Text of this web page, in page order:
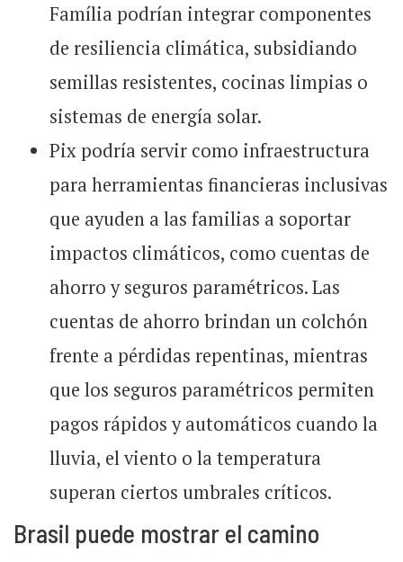
Família podrían integrar componentes
de resiliencia climática, subsidiando
semillas resistentes, cocinas limpias o
sistemas de energía solar.
Pix podría servir como infraestructura
para herramientas financieras inclusivas
que ayuden a las familias a soportar
impactos climáticos, como cuentas de
ahorro y seguros paramétricos. Las
cuentas de ahorro brindan un colchón
frente a pérdidas repentinas, mientras
que los seguros paramétricos permiten
pagos rápidos y automáticos cuando la
lluvia, el viento o la temperatura
superan ciertos umbrales críticos.
Brasil puede mostrar el camino